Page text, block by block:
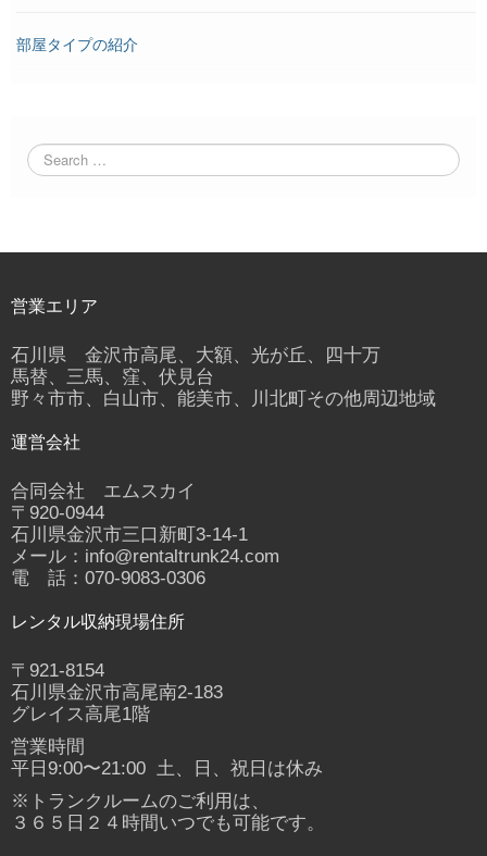
部屋タイプの紹介
営業エリア
石川県 金沢市高尾、大額、光が丘、四十万
馬替、三馬、窪、伏見台
野々市市、白山市、能美市、川北町その他周辺地域
運営会社
合同会社 エムスカイ
〒920-0944
石川県金沢市三口新町3-14-1
メール：info@rentaltrunk24.com
電 話：070-9083-0306
レンタル収納現場住所
〒921-8154
石川県金沢市高尾南2-183
グレイス高尾1階
営業時間
平日9:00〜21:00 土、日、祝日は休み
※トランクルームのご利用は、
３６５日２４時間いつでも可能です。